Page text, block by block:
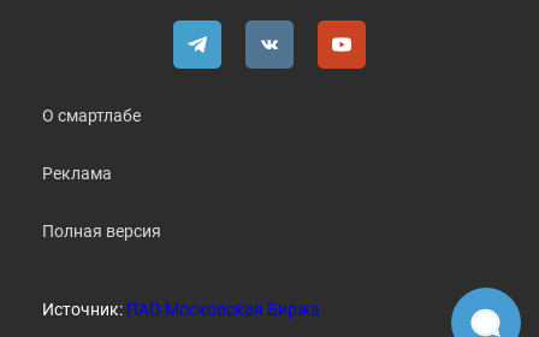
О смартлабе
Реклама
Полная версия
Источник: ПАО Московская Биржа